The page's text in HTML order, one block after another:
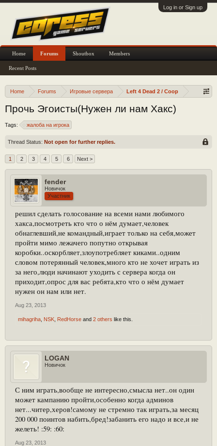
Log in or Sign up
Home Forums Игровые сервера Left 4 Dead 2 / Coop
Прочь Эгоисты(Нужен ли нам Хакс)
Tags: жалоба на игрока
Thread Status: Not open for further replies.
1 2 3 4 5 6 Next >
fender
Новичок
Участник
решил сделать голосование на всеми нами любимого
хакса,посмотреть кто что о нём думает,человек
обнаглевший,не командный,играет только на себя,может
пройти мимо лежачего попутно открывая
коробки..оскорбляет,злоупотребляет киками..одним
словом потерянный человек,много кто не хочет играть из
за него,люди начинают уходить с сервера когда он
приходит,опрос для вас ребята,кто что о нём думает
нужен он нам или нет.
Aug 23, 2013
mihagriha NSK RedHorse and 2 others like this.
LOGAN
Новичок
С ним играть,вообще не интересно,смысла нет..он один
может кампанию пройти,особенно когда админов
нет...читер,херов!самому не стремно так играть,за месяц
200 000 поинтов набить,бред!забанить его надо и все,и не
желеть! :59: :60:
Aug 23, 2013
Home Forums
Recent Posts
Shoutbox Members